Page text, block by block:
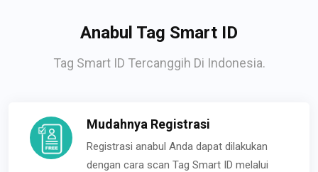
Anabul Tag Smart ID
Tag Smart ID Tercanggih Di Indonesia.
Mudahnya Registrasi
Registrasi anabul Anda dapat dilakukan
dengan cara scan Tag Smart ID melalui